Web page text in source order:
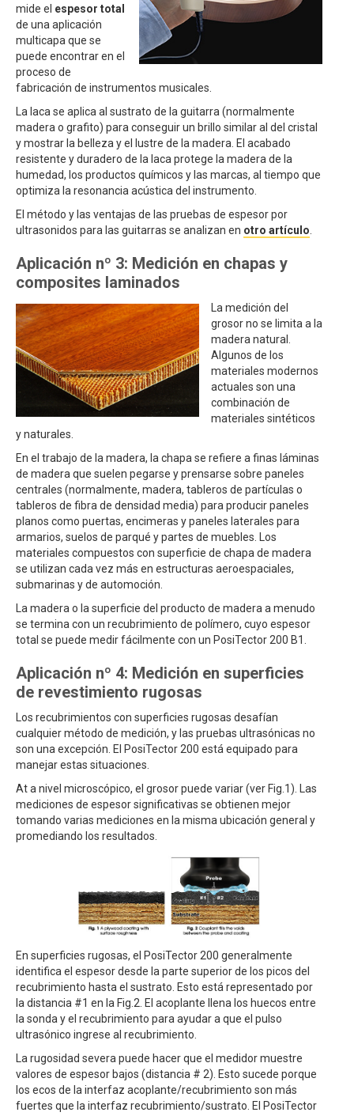
mide el espesor total
de una aplicación
multicapa que se
puede encontrar en el
proceso de
fabricación de instrumentos musicales.
La laca se aplica al sustrato de la guitarra (normalmente
madera o grafito) para conseguir un brillo similar al del cristal
y mostrar la belleza y el lustre de la madera. El acabado
resistente y duradero de la laca protege la madera de la
humedad, los productos químicos y las marcas, al tiempo que
optimiza la resonancia acústica del instrumento.
El método y las ventajas de las pruebas de espesor por
ultrasonidos para las guitarras se analizan en otro artículo
Aplicación nº 3: Medición en chapas y
composites laminados
La medición del
grosor no se limita a la
madera natural.
Algunos de los
materiales modernos
actuales son una
combinación de
materiales sintéticos
y naturales.
En el trabajo de la madera, la chapa se refiere a finas láminas
de madera que suelen pegarse y prensarse sobre paneles
centrales (normalmente, madera, tableros de partículas o
tableros de fibra de densidad media) para producir paneles
planos como puertas, encimeras y paneles laterales para
armarios, suelos de parqué y partes de muebles. Los
materiales compuestos con superficie de chapa de madera
se utilizan cada vez más en estructuras aeroespaciales,
submarinas y de automoción.
La madera o la superficie del producto de madera a menudo
se termina con un recubrimiento de polímero, cuyo espesor
total se puede medir fácilmente con un PosiTector 200 B1.
Aplicación nº 4: Medición en superficies
de revestimiento rugosas
Los recubrimientos con superficies rugosas desafían
cualquier método de medición, y las pruebas ultrasónicas no
son una excepción. El PosiTector 200 está equipado para
manejar estas situaciones.
At a nivel microscópico, el grosor puede variar (ver Fig.1). Las
mediciones de espesor significativas se obtienen mejor
tomando varias mediciones en la misma ubicación general y
promediando los resultados.
En superficies rugosas, el PosiTector 200 generalmente
identifica el espesor desde la parte superior de los picos del
recubrimiento hasta el sustrato. Esto está representado por
la distancia #1 en la Fig.2. El acoplante llena los huecos entre
la sonda y el recubrimiento para ayudar a que el pulso
ultrasónico ingrese al recubrimiento.
La rugosidad severa puede hacer que el medidor muestre
valores de espesor bajos (distancia # 2). Esto sucede porque
los ecos de la interfaz acoplante/recubrimiento son más
fuertes que la interfaz recubrimiento/sustrato. El PosiTector